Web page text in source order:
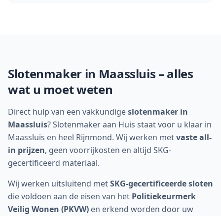
Slotenmaker in Maassluis – alles
wat u moet weten
Direct hulp van een vakkundigeslotenmaker in
Maassluis? Slotenmaker aan Huis staat voor u klaar in
Maassluis en heel Rijnmond. Wij werken metvaste all-
in prijzen, geen voorrijkosten en altijd SKG-
gecertificeerd materiaal.
Wij werken uitsluitend metSKG-gecertificeerde sloten
die voldoen aan de eisen van het Politiekeurmerk
Veilig Wonen (PKVW) en erkend worden door uw